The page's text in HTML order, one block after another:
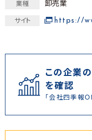
業種 卸売業
サイト https://
この企業
を確認
「会社四季報